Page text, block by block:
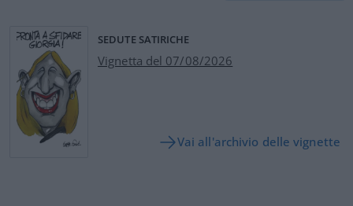
SEDUTE SATIRICHE
Vignetta del 07/08/2026
Vai all'archivio delle vignette